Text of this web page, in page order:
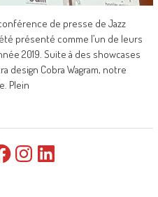
de presse de Jazz
présenté comme l’un de leurs
2019. Suite à des showcases
design Cobra Wagram, notre
Plein
InstagramLinkedIn